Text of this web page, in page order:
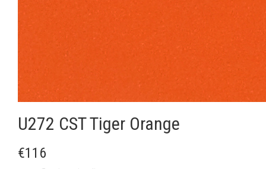
U272 CST Tiger Orange
€116